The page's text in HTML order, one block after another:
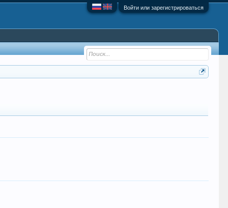
Войти или зарегистрироваться